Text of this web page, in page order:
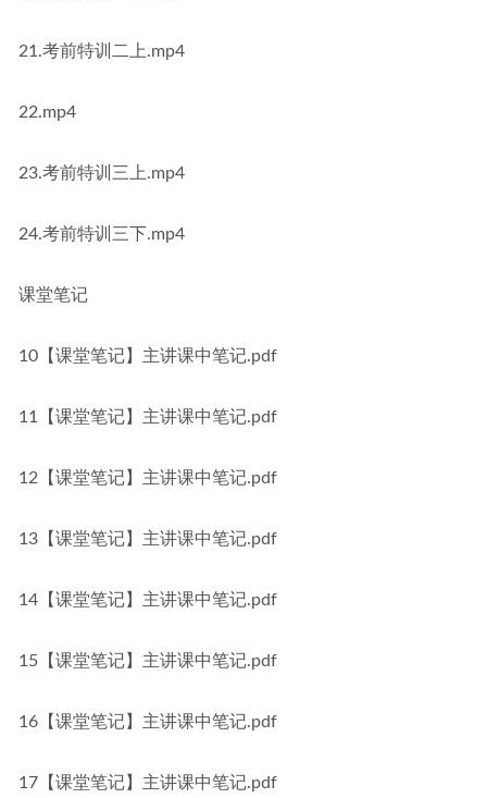
21.考前特训二上.mp4
22.mp4
23.考前特训三上.mp4
24.考前特训三下.mp4
课堂笔记
10【课堂笔记】主讲课中笔记.pdf
11【课堂笔记】主讲课中笔记.pdf
12【课堂笔记】主讲课中笔记.pdf
13【课堂笔记】主讲课中笔记.pdf
14【课堂笔记】主讲课中笔记.pdf
15【课堂笔记】主讲课中笔记.pdf
16【课堂笔记】主讲课中笔记.pdf
17【课堂笔记】主讲课中笔记.pdf